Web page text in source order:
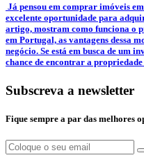
Já pensou em comprar imóveis
excelente oportunidade para
artigo, mostram como funciona o
em Portugal, as vantagens dessa
negócio. Se está em busca de um
chance de encontrar a propriedade
Subscreva a newsletter
Fique sempre a par das melhores